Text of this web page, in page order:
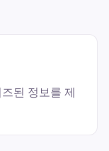
된 정보를 제